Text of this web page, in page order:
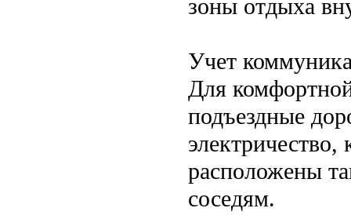
зоны отдыха
Учет
Для
подъездные
расположены
соседям.